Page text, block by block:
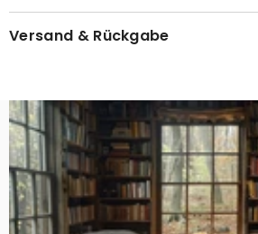
Versand & Rückgabe